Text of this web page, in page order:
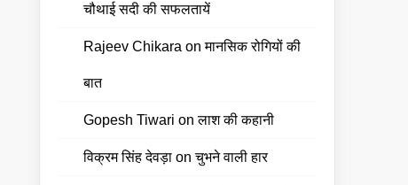
चौथाई सदी की सफलतायें
Rajeev Chikara onमानसिक रोगियों की
बात
Gopesh Tiwari onलाश की कहानी
विक्रम सिंह देवड़ाonचुभने वाली हार